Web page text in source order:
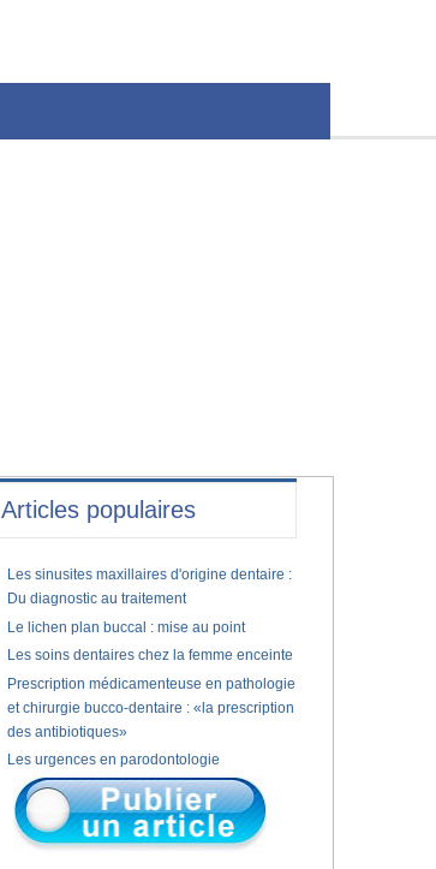
Articles populaires
Les sinusites maxillaires d'origine dentaire :
Du diagnostic au traitement
Le lichen plan buccal : mise au point
Les soins dentaires chez la femme enceinte
Prescription médicamenteuse en pathologie
et chirurgie bucco-dentaire : «la prescription
des antibiotiques»
Les urgences en parodontologie